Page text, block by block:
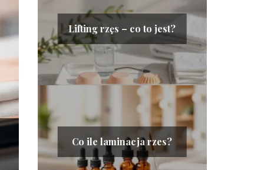
Lifting rzęs – co to jest?
Co ile laminacja rzes?